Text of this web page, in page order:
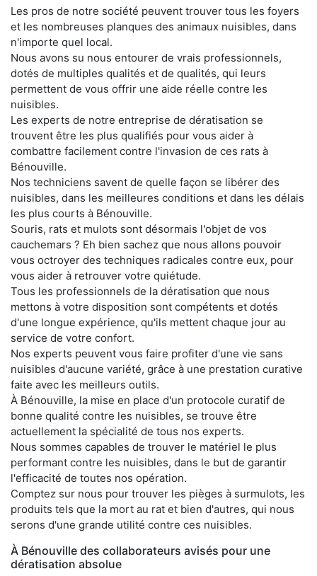
Les pros de notre société peuvent trouver tous les foyers
et les nombreuses planques des animaux nuisibles, dans
n'importe quel local.
Nous avons su nous entourer de vrais professionnels,
dotés de multiples qualités et de qualités, qui leurs
permettent de vous offrir une aide réelle contre les
nuisibles.
Les experts de notre entreprise de dératisation se
trouvent être les plus qualifiés pour vous aider à
combattre facilement contre l'invasion de ces rats à
Bénouville.
Nos techniciens savent de quelle façon se libérer des
nuisibles, dans les meilleures conditions et dans les délais
les plus courts à Bénouville.
Souris, rats et mulots sont désormais l'objet de vos
cauchemars ? Eh bien sachez que nous allons pouvoir
vous octroyer des techniques radicales contre eux, pour
vous aider à retrouver votre quiétude.
Tous les professionnels de la dératisation que nous
mettons à votre disposition sont compétents et dotés
d'une longue expérience, qu'ils mettent chaque jour au
service de votre confort.
Nos experts peuvent vous faire profiter d'une vie sans
nuisibles d'aucune variété, grâce à une prestation curative
faite avec les meilleurs outils.
À Bénouville, la mise en place d'un protocole curatif de
bonne qualité contre les nuisibles, se trouve être
actuellement la spécialité de tous nos experts.
Nous sommes capables de trouver le matériel le plus
performant contre les nuisibles, dans le but de garantir
l'efficacité de toutes nos opération.
Comptez sur nous pour trouver les pièges à surmulots, les
produits tels que la mort au rat et bien d'autres, qui nous
serons d'une grande utilité contre ces nuisibles.
À Bénouville des collaborateurs avisés pour une
dératisation absolue